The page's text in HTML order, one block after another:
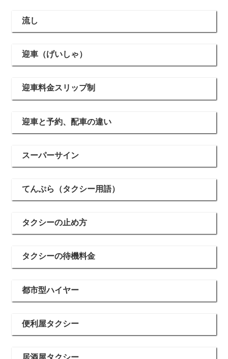
流し
迎車（げいしゃ）
迎車料金スリップ制
迎車と予約、配車の違い
スーパーサイン
てんぷら（タクシー用語）
タクシーの止め方
タクシーの待機料金
都市型ハイヤー
便利屋タクシー
居酒屋タクシー